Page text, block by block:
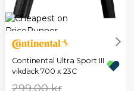
Continental Ultra Sport III
vikdäck 700 x 23C
299,00 kr